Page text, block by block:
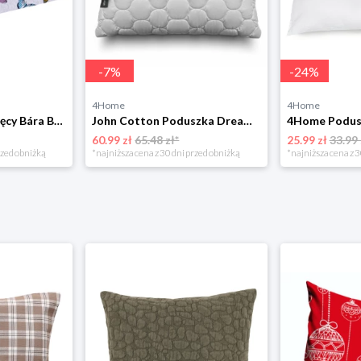
Bellatex Koc dziecięcy Bára Butterfly różowy, 75 x 100 cm
obniżką
-7%
4Home
John Cotton Poduszka Dreamium Eternal Love, 70 x 90 cm, 70 x 90 cm
60.99 zł65.48 zł*
*najniższa cena z 30 dni przed obniżką
-24%
4Home
25.99 zł33.99
*najniższa cena z